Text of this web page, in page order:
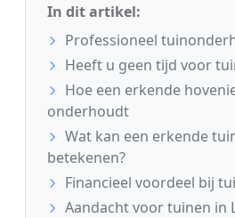
In dit artikel:
Professioneel
Heeft u geen tijd voor
Hoe een erkende
onderhoudt
Wat kan een erkende
betekenen?
Financieel voordeel bij
Aandacht voor tuinen in